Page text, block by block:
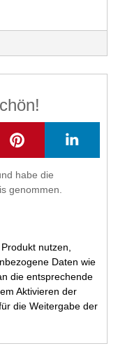
habe die
genommen.
nutzen,
Daten wie
die entsprechende
Aktivieren der
die Weitergabe der